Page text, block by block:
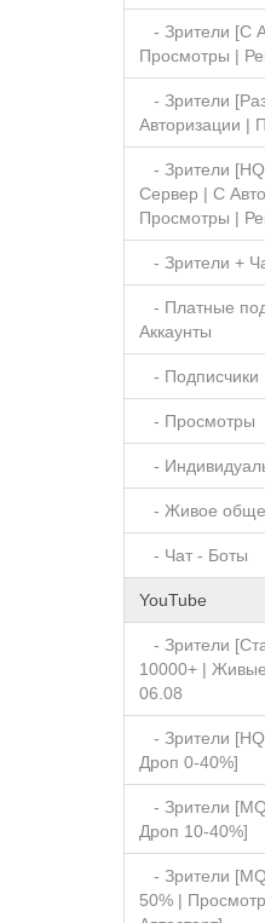
- Зрители [С
Просмотры |
- Зрители
Авторизации |
- Зрители
Сервер | С
Просмотры |
- Зрители +
- Платные
Аккаунты
- Подписчики
- Просмотры
-
- Живое
- Чат - Боты
YouTube
- Зрители
10000+ |
06.08
- Зрители
Дроп 0-40%]
- Зрители
Дроп 10-40%]
- Зрители
50% |